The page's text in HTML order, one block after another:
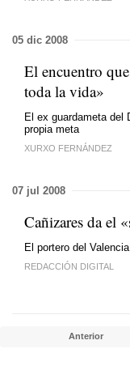
05 dic 2008
El encuentro
toda la vida»
El ex guardameta del
propia meta
XURXO FERNÁNDEZ
07 jul 2008
Cañizares da el
El portero del
REDACCIÓN DIGITAL
Anterior